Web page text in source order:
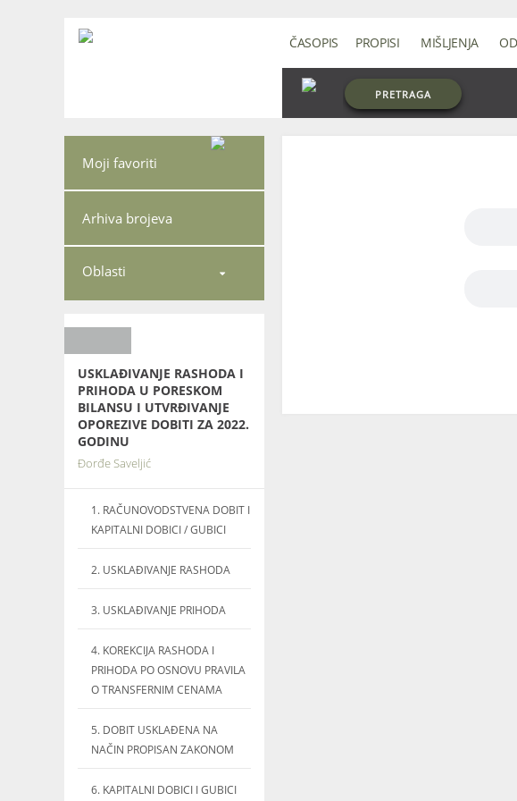
PRETRAGA
ČASOPIS PROPISI MIŠLJENJA
Moji favoriti
Arhiva brojeva
Oblasti 
USKLAĐIVANJE RASHODA I
PRIHODA U PORESKOM
BILANSU I UTVRĐIVANJE
OPOREZIVE DOBITI ZA 2022.
GODINU
Đorđe Saveljić
1. RAČUNOVODSTVENA DOBIT I
KAPITALNI DOBICI / GUBICI
2. USKLAĐIVANJE RASHODA
3. USKLAĐIVANJE PRIHODA
4. KOREKCIJA RASHODA I
PRIHODA PO OSNOVU PRAVILA
O TRANSFERNIM CENAMA
5. DOBIT USKLAĐENA NA
NAČIN PROPISAN ZAKONOM
6. KAPITALNI DOBICI I GUBICI